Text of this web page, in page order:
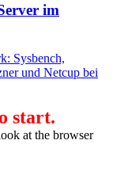
im
Sysbench,
und Netcup bei
start.
at the browser